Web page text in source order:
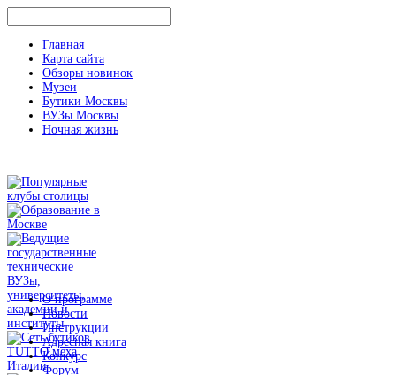
Главная
Карта сайта
Обзоры новинок
Музеи
Бутики Москвы
ВУЗы Москвы
Ночная жизнь
О программе
Новости
Инструкции
Адресная книга
Конкурс
Форум